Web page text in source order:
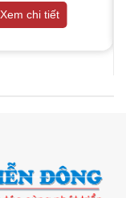
Xem chi tiết